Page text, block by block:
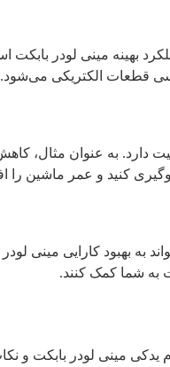
بهینه مینی لودر
الکتریکی می‌شود. با
دارد. به عنوان
کنید و عمر ماشین را
به بهبود کارایی مینی
به شما کمک کنند.
یدکی مینی لودر بابکت و